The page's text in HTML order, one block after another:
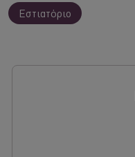
Εστιατόριο